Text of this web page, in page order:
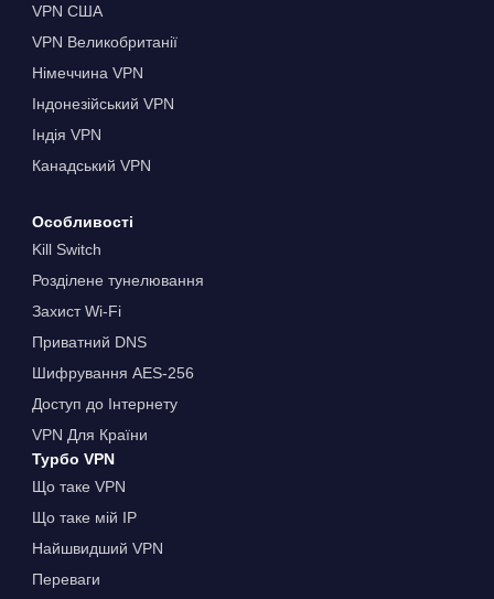
VPN США
VPN Великобританії
Німеччина VPN
Індонезійський VPN
Індія VPN
Канадський VPN
Особливості
Kill Switch
Розділене тунелювання
Захист Wi-Fi
Приватний DNS
Шифрування AES-256
Доступ до Інтернету
VPN Для Країни
Турбо VPN
Що таке VPN
Що таке мій IP
Найшвидший VPN
Переваги